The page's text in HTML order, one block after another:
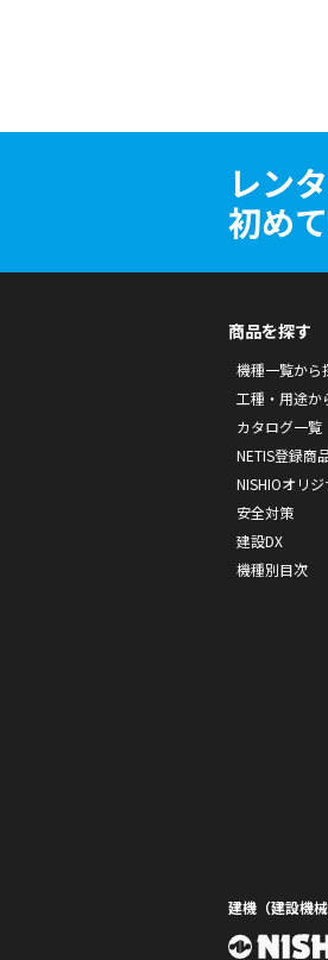
レン
初め
商品を探す
機種一覧から
工種・用途か
カタログ一覧
NETIS登録商
NISHIOオリ
安全対策
建設DX
機種別目次
建機（建設機